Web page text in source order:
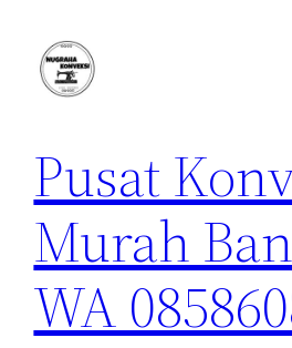
konten
Pusat
Murah
WA